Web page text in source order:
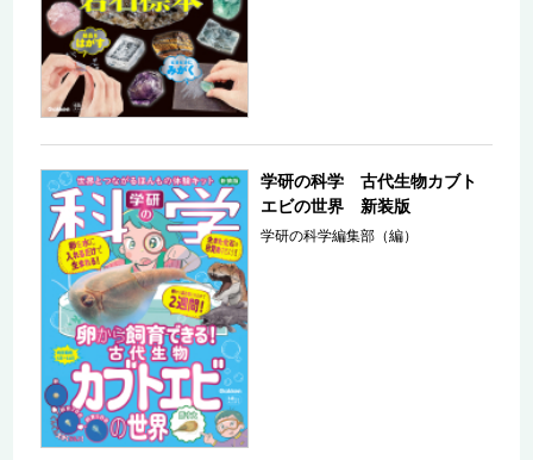
学研の科学 古代生物カブト
エビの世界 新装版
学研の科学編集部（編）